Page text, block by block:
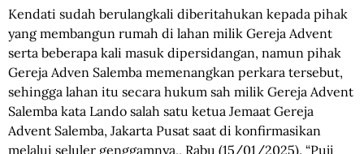
Kendati sudah berulangkali diberitahukan kepada pihak
yang membangun rumah di lahan milik Gereja Advent
serta beberapa kali masuk dipersidangan, namun pihak
Gereja Adven Salemba memenangkan perkara tersebut,
sehingga lahan itu secara hukum sah milik Gereja Advent
Salemba kata Lando salah satu ketua Jemaat Gereja
Advent Salemba, Jakarta Pusat saat di konfirmasikan
melalui seluler genggamnya,, Rabu (15/01/2025). “Puji